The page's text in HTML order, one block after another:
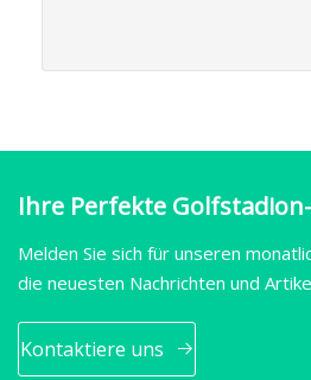
Ihre Perfekte
Melden Sie sich für unseren
die neuesten Nachrichten und
Kontaktiere uns